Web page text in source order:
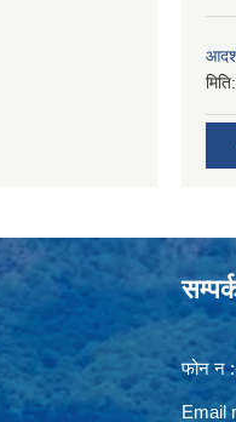
मिति:
फोन न‍‍‌
Email